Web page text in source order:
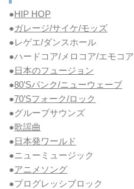
●HIP HOP
●ガレージ/サイケ/モッズ
●レゲエ/ダンスホール
●ハードコア/メロコア/エモコア
●日本のフュージョン
●80’Sパンク/ニューウェーブ
●70’Sフォーク/ロック
●グループサウンズ
●歌謡曲
●日本発ワールド
●ニューミュージック
●アニメソング
●プログレッシブロック